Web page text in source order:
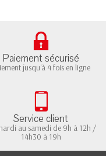
Paiement sécurisé
jusqu'à 4 fois en ligne
Service client
au samedi de 9h à 12h /
14h30 à 19h